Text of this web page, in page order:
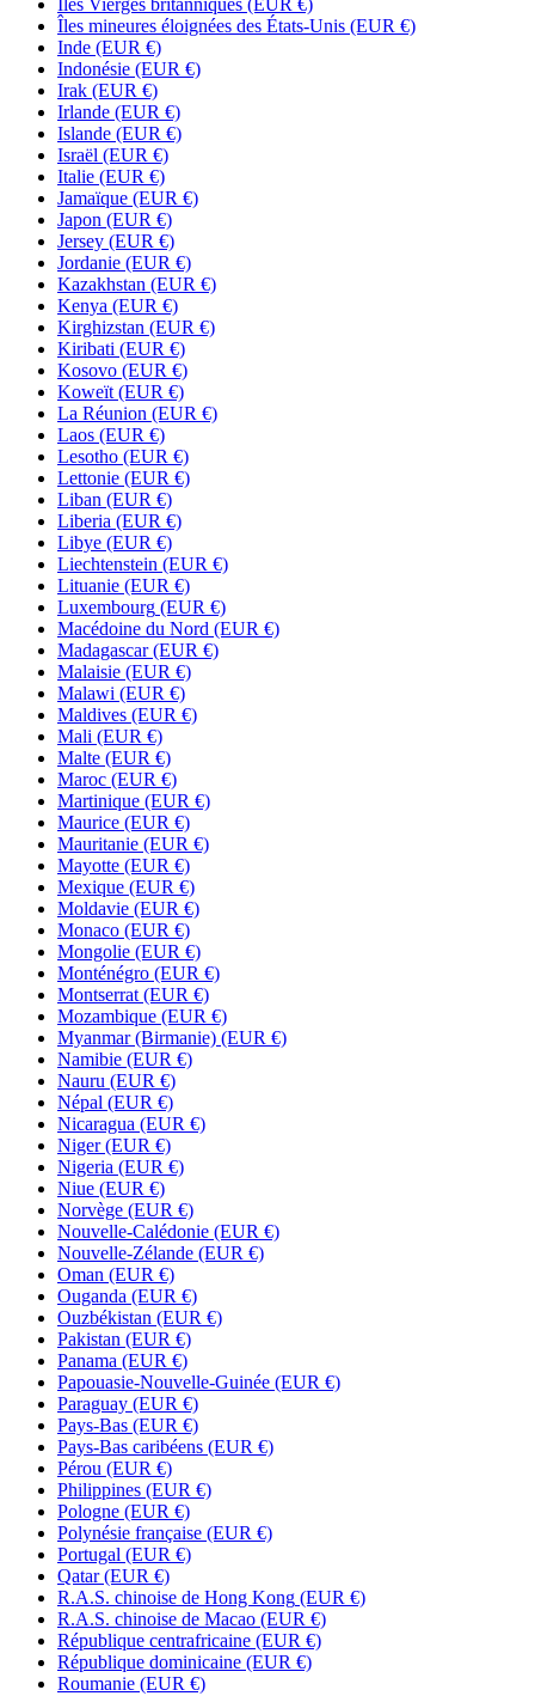
Îles Vierges britanniques (EUR €)
Îles mineures éloignées des États-Unis (EUR €)
Inde (EUR €)
Indonésie (EUR €)
Irak (EUR €)
Irlande (EUR €)
Islande (EUR €)
Israël (EUR €)
Italie (EUR €)
Jamaïque (EUR €)
Japon (EUR €)
Jersey (EUR €)
Jordanie (EUR €)
Kazakhstan (EUR €)
Kenya (EUR €)
Kirghizstan (EUR €)
Kiribati (EUR €)
Kosovo (EUR €)
Koweït (EUR €)
La Réunion (EUR €)
Laos (EUR €)
Lesotho (EUR €)
Lettonie (EUR €)
Liban (EUR €)
Liberia (EUR €)
Libye (EUR €)
Liechtenstein (EUR €)
Lituanie (EUR €)
Luxembourg (EUR €)
Macédoine du Nord (EUR €)
Madagascar (EUR €)
Malaisie (EUR €)
Malawi (EUR €)
Maldives (EUR €)
Mali (EUR €)
Malte (EUR €)
Maroc (EUR €)
Martinique (EUR €)
Maurice (EUR €)
Mauritanie (EUR €)
Mayotte (EUR €)
Mexique (EUR €)
Moldavie (EUR €)
Monaco (EUR €)
Mongolie (EUR €)
Monténégro (EUR €)
Montserrat (EUR €)
Mozambique (EUR €)
Myanmar (Birmanie) (EUR €)
Namibie (EUR €)
Nauru (EUR €)
Népal (EUR €)
Nicaragua (EUR €)
Niger (EUR €)
Nigeria (EUR €)
Niue (EUR €)
Norvège (EUR €)
Nouvelle-Calédonie (EUR €)
Nouvelle-Zélande (EUR €)
Oman (EUR €)
Ouganda (EUR €)
Ouzbékistan (EUR €)
Pakistan (EUR €)
Panama (EUR €)
Papouasie-Nouvelle-Guinée (EUR €)
Paraguay (EUR €)
Pays-Bas (EUR €)
Pays-Bas caribéens (EUR €)
Pérou (EUR €)
Philippines (EUR €)
Pologne (EUR €)
Polynésie française (EUR €)
Portugal (EUR €)
Qatar (EUR €)
R.A.S. chinoise de Hong Kong (EUR €)
R.A.S. chinoise de Macao (EUR €)
République centrafricaine (EUR €)
République dominicaine (EUR €)
Roumanie (EUR €)